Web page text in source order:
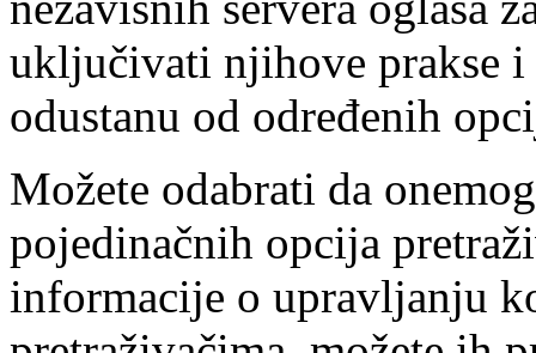
uključivati njihove prakse i
odustanu od određenih
Možete odabrati da
pojedinačnih opcija
informacije o upravljanju